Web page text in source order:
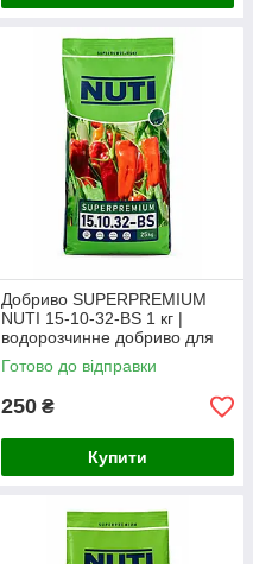
Добриво SUPERPREMIUM
NUTI 15-10-32-BS 1 кг |
водорозчинне добриво для
фертигації та позакореневого
підживлення (фасоване з
Готово до відправки
250 ₴
Купити